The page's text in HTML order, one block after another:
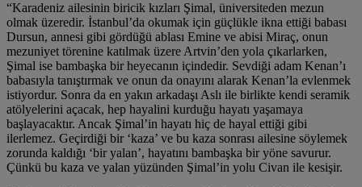
“Karadeniz ailesinin biricik kızları Şimal, üniversiteden mezun
olmak üzeredir. İstanbul’da okumak için güçlükle ikna ettiği babası
Dursun, annesi gibi gördüğü ablası Emine ve abisi Miraç, onun
mezuniyet törenine katılmak üzere Artvin’den yola çıkarlarken,
Şimal ise bambaşka bir heyecanın içindedir. Sevdiği adam Kenan’ı
babasıyla tanıştırmak ve onun da onayını alarak Kenan’la evlenmek
istiyordur. Sonra da en yakın arkadaşı Aslı ile birlikte kendi seramik
atölyelerini açacak, hep hayalini kurduğu hayatı yaşamaya
başlayacaktır. Ancak Şimal’in hayatı hiç de hayal ettiği gibi
ilerlemez. Geçirdiği bir ‘kaza’ ve bu kaza sonrası ailesine söylemek
zorunda kaldığı ‘bir yalan’, hayatını bambaşka bir yöne savurur.
Çünkü bu kaza ve yalan yüzünden Şimal’in yolu Civan ile kesişir.